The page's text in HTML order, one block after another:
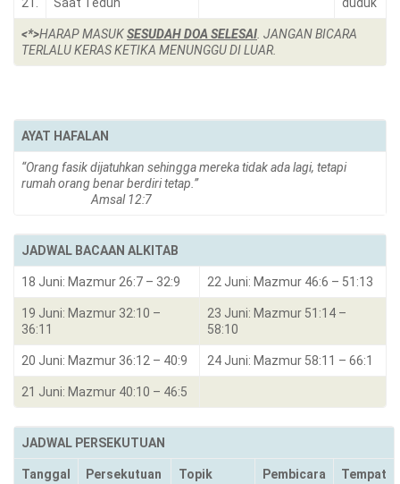
<*>HARAP MASUKSESUDAH DOA SELESAI . JANGAN BICARA
TERLALU KERAS KETIKA MENUNGGU DI LUAR.
AYAT HAFALAN
“Orang fasik dijatuhkan sehingga mereka tidak ada lagi, tetapi
rumah orang benar berdiri tetap.”
Amsal 12:7
JADWAL BACAAN ALKITAB
18 Juni: Mazmur 26:7 – 32:9 22 Juni: Mazmur 46:6 – 51:13
19 Juni: Mazmur 32:10 –
36:11
23 Juni: Mazmur 51:14 –
58:10
20 Juni: Mazmur 36:12 – 40:9 24 Juni: Mazmur 58:11 – 66:1
21 Juni: Mazmur 40:10 – 46:5
JADWAL PERSEKUTUAN
Tanggal Persekutuan Topik Pembicara Tempat